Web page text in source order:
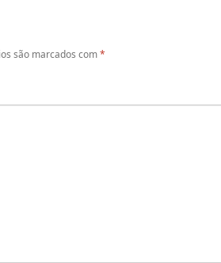
são marcados com*